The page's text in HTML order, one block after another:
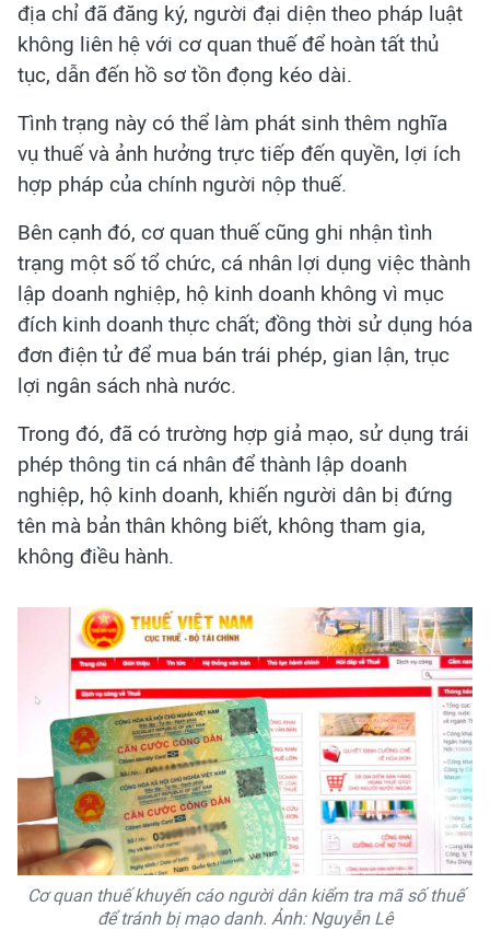
địa chỉ đã đăng ký, người đại diện theo pháp luật
không liên hệ với cơ quan thuế để hoàn tất thủ
tục, dẫn đến hồ sơ tồn đọng kéo dài.
Tình trạng này có thể làm phát sinh thêm nghĩa
vụ thuế và ảnh hưởng trực tiếp đến quyền, lợi ích
hợp pháp của chính người nộp thuế.
Bên cạnh đó, cơ quan thuế cũng ghi nhận tình
trạng một số tổ chức, cá nhân lợi dụng việc thành
lập doanh nghiệp, hộ kinh doanh không vì mục
đích kinh doanh thực chất; đồng thời sử dụng hóa
đơn điện tử để mua bán trái phép, gian lận, trục
lợi ngân sách nhà nước.
Trong đó, đã có trường hợp giả mạo, sử dụng trái
phép thông tin cá nhân để thành lập doanh
nghiệp, hộ kinh doanh, khiến người dân bị đứng
tên mà bản thân không biết, không tham gia,
không điều hành.
Cơ quan thuế khuyến cáo người dân kiểm tra mã số thuế
để tránh bị mạo danh. Ảnh: Nguyễn Lê